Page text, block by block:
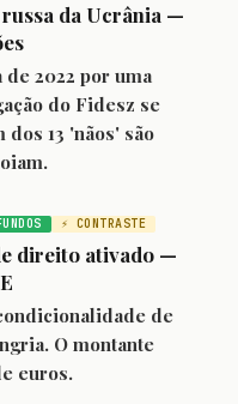
russa da Ucrânia —
de 2022 por uma
do Fidesz se
13 'nãos' são
⚡ CONTRASTE
direito ativado —
de
O montante
euros.